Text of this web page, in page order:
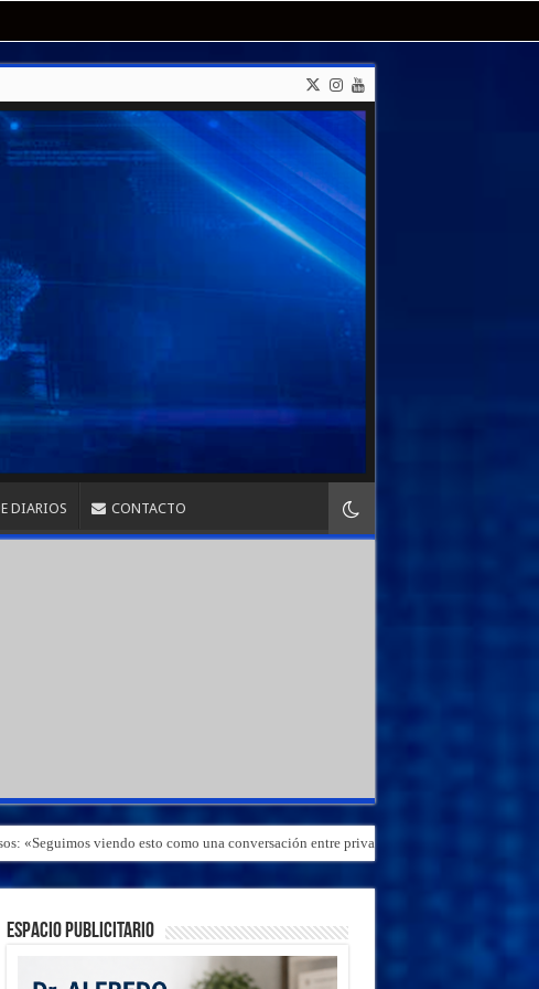
DIARIOS CONTACTO
«Seguimos viendo esto como una conversación entre privados»
ESPACIO PUBLICITARIO